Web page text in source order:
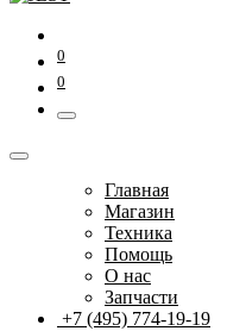
0
0
Главная
Магазин
Техника
Помощь
О нас
Запчасти
+7 (495) 774-19-19